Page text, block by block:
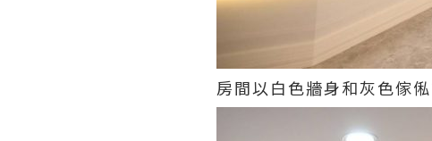
房間以白色牆身和灰色傢